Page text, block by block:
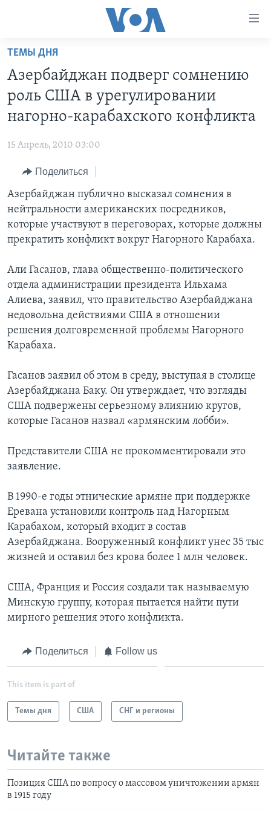
Перейти
основной
контент
Перейти
основной
навигации
Перейти
поиск
ГЛАВНОЕ
ПРОГРАММЫ
ИТОГИ
ПОЧЕМУ ЭТО ВАЖНО?
ДИСКУССИЯ VOA
ДЕТАЛИ
НЬЮ-ЙОРК NEW YORK
ПРОЕКТЫ
НАША АМЕРИКАНСКАЯ ИСТОРИЯ
А КАК В АМЕРИКЕ?
АРТЕФАКТЫ
АМЕРИКАНСКИЕ ГОРОДКИ
ТЕСТЫ
ИНТЕРВЬЮ
ФАКТЫ ПРОТИВ ФЕЙКОВ
ЗА СВОБОДУ ПРЕССЫ
УЧИМ АНГЛИЙСКИЙ
ВИДЕО
Learning English
Языки
ТЕМЫ ДНЯ
Азербайджан подверг сомнению
роль США в урегулировании
нагорно-карабахского конфликта
15 Апрель, 2010 03:00
Поделиться
Азербайджан публично высказал сомнения в
нейтральности американских посредников,
которые участвуют в переговорах, которые должны
прекратить конфликт вокруг Нагорного Карабаха.
Али Гасанов, глава общественно-политического
отдела администрации президента Ильхама
Алиева, заявил, что правительство Азербайджана
недовольна действиями США в отношении
решения долговременной проблемы Нагорного
Карабаха.
Гасанов заявил об этом в среду, выступая в столице
Азербайджана Баку. Он утверждает, что взгляды
США подвержены серьезному влиянию кругов,
которые Гасанов назвал «армянским лобби».
Представители США не прокомментировали это
заявление.
В 1990-е годы этнические армяне при поддержке
Еревана установили контроль над Нагорным
Карабахом, который входит в состав
Азербайджана. Вооруженный конфликт унес 35 тыс
жизней и оставил без крова более 1 млн человек.
США, Франция и Россия создали так называемую
Минскую группу, которая пытается найти пути
мирного решения этого конфликта.
Поделиться Follow us
This item is part of
Темы дня США СНГ и регионы
Читайте также
Позиция США по вопросу о массовом уничтожении армян
в 1915 году